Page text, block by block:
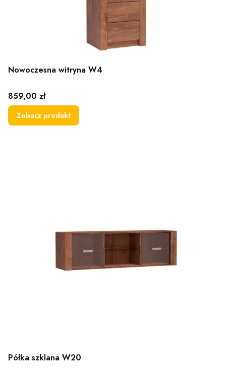
Nowoczesna witryna W4
Cena
859,00 zł
Zobacz produkt
Półka szklana W20